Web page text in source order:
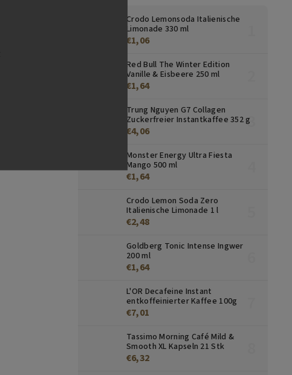
Crodo Lemonsoda Italienische
Limonade 330 ml
€1,06
Red Bull The Winter Edition
Vanille & Eisbeere 250 ml
€1,64
Trung Nguyen G7 Collagen
Zuckerfreier Instantkaffee 352 g
€4,06
Monster Energy Ultra Fiesta
Mango 500 ml
€1,64
Crodo Lemon Soda Zero
Italienische Limonade 1 l
€2,48
Goldberg Tonic Intense Ingwer
200 ml
€1,64
L'OR Decafeine Instant
entkoffeinierter Kaffee 100g
€7,01
Tassimo Morning Café Mild &
Smooth XL Kapseln 21 Stk
€6,32